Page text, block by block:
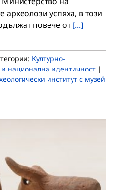
археолози успяха, в този
повече от[...]
Културно-
и национална идентичност |
институт с музей